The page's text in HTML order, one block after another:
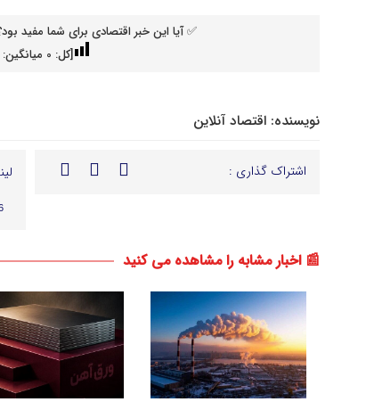
✅ آیا این خبر اقتصادی برای شما مفید
[کل: 0 میانگین:
نویسنده: اقتصاد آنلاین
اشتراک گذاری :
📰 اخبار مشابه را مشاهده می کنید